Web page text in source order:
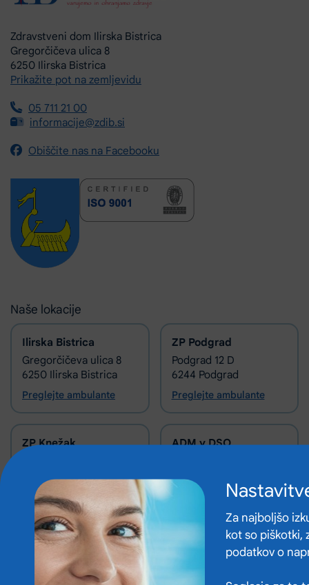
Za najboljšo
kot so piškotki,
podatkov o
Zdravstveni dom Ilirska Bistrica
Gregorčičeva ulica 8
6250 Ilirska Bistrica
Prikažite pot na zemljevidu
05 711 21 00
informacije@zdib.si
Obiščite nas na Facebooku
Naše lokacije
Ilirska Bistrica
Gregorčičeva ulica 8
6250 Ilirska Bistrica
Preglejte ambulante
ZP Podgrad
Podgrad 12 D
6244 Podgrad
Preglejte ambulante
ZP Knežak
Preglejte ambulante
ADM v DSO
Preglejte ambulante
Zobne ambulante
Ulica IV. armije 18
6250 Ilirska Bistrica